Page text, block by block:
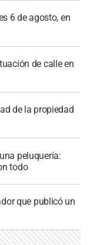
6 de agosto, en
de calle en
de la propiedad
peluquería:
todo
que publicó un